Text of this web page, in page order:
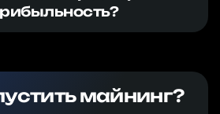
майнинг?